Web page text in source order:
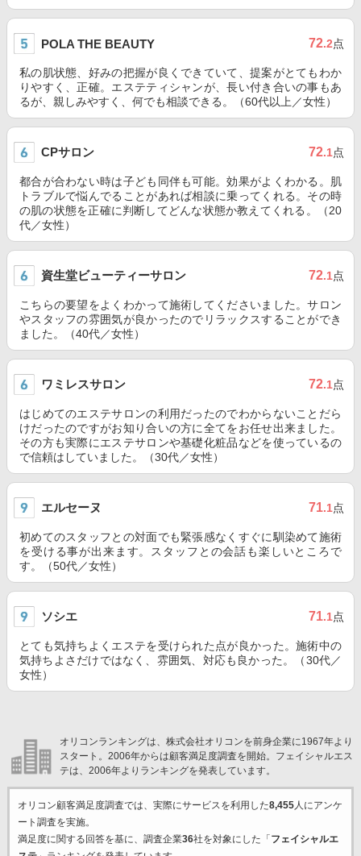
POLA THE BEAUTY 72.2点
私の肌状態、好みの把握が良くできていて、提案がとてもわか
りやすく、正確。エステティシャンが、長い付き合いの事もあ
るが、親しみやすく、何でも相談できる。（60代以上／女性）
CPサロン 72.1点
都合が合わない時は子ども同伴も可能。効果がよくわかる。肌
トラブルで悩んでることがあれば相談に乗ってくれる。その時
の肌の状態を正確に判断してどんな状態か教えてくれる。（20
代／女性）
資生堂ビューティーサロン 72.1点
こちらの要望をよくわかって施術してくださいました。サロン
やスタッフの雰囲気が良かったのでリラックスすることができ
ました。（40代／女性）
ワミレスサロン 72.1点
はじめてのエステサロンの利用だったのでわからないことだら
けだったのですがお知り合いの方に全てをお任せ出来ました。
その方も実際にエステサロンや基礎化粧品などを使っているの
で信頼はしていました。（30代／女性）
エルセーヌ 71.1点
初めてのスタッフとの対面でも緊張感なくすぐに馴染めて施術
を受ける事が出来ます。スタッフとの会話も楽しいところで
す。（50代／女性）
ソシエ 71.1点
とても気持ちよくエステを受けられた点が良かった。施術中の
気持ちよさだけではなく、雰囲気、対応も良かった。（30代／
女性）
オリコンランキングは、株式会社オリコンを前身企業に1967年より
スタート。2006年からは顧客満足度調査を開始。フェイシャルエス
テは、2006年よりランキングを発表しています。
オリコン顧客満足度調査では、実際にサービスを利用した8,455人にアンケ
ート調査を実施。
満足度に関する回答を基に、調査企業36社を対象にした「 フェイシャルエ